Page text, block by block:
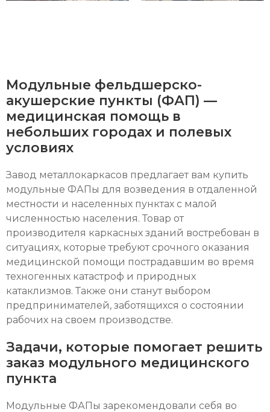
Модульные фельдшерско-
акушерские пункты (ФАП) —
медицинская помощь в
небольших городах и полевых
условиях
Завод металлокаркасов предлагает вам купить
модульные ФАПы для возведения в отдаленной
местности и населенных пунктах с малой
численностью населения. Товар от
производителя каркасных зданий востребован в
ситуациях, которые требуют срочного оказания
медицинской помощи пострадавшим во время
техногенных катастроф и природных
катаклизмов. Также они станут выбором
предпринимателей, заботящихся о состоянии
рабочих на своем производстве.
Задачи, которые помогает решить
заказ модульного медицинского
пункта
Модульные ФАПы зарекомендовали себя во